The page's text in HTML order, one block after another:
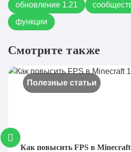
обновление 1.21
функции
Смотрите также
Полезные статьи
Как повысить FPS в Minecraft